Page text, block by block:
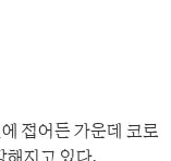
접어든 가운데 코로
해지고 있다.